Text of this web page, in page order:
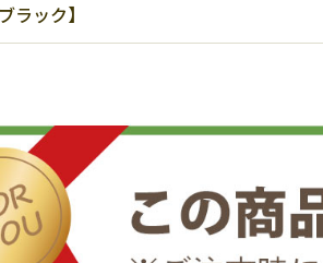
ラック】